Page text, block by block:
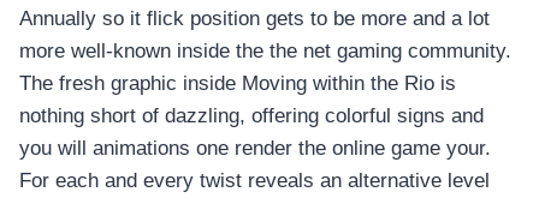
Annually so it flick position gets to be more and a lot
more well-known inside the the net gaming community.
The fresh graphic inside Moving within the Rio is
nothing short of dazzling, offering colorful signs and
you will animations one render the online game your.
For each and every twist reveals an alternative level